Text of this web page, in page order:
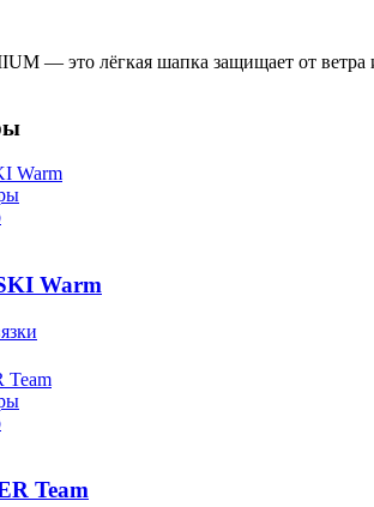
— это лёгкая шапка защищает от ветра
Warm
Team